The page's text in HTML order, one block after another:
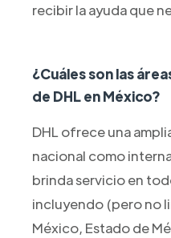
recibir la ayuda que
¿Cuáles son las
de DHL en México?
DHL ofrece una
nacional como
brinda servicio en
incluyendo (pero no
México, Estado de